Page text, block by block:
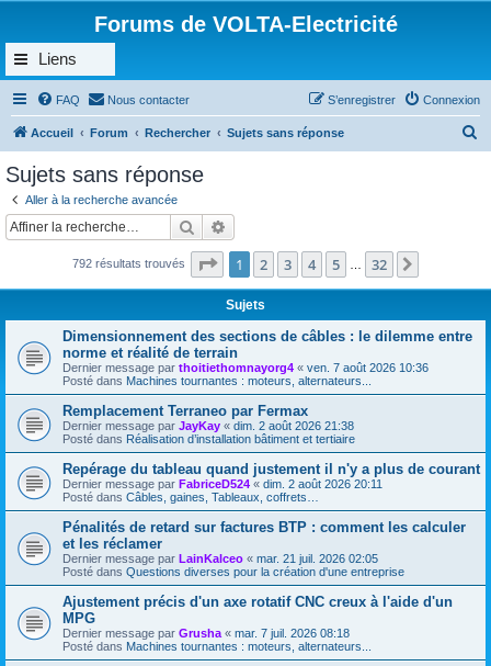
Forums de VOLTA-Electricité
Liens
FAQ Nous contacter Connexion
S’enregistrer
Accueil Forum Rechercher Sujets sans réponse
c
Sujets sans réponse
Aller à la recherche avancée
Rechercher
792 résultats trouvés Page 1sur32
1 2 3 4 5 32
Sujets
Dimensionnement des sections de câbles : le dilemme entre
norme et réalité de terrain
Dernier message par thoitiethomnayorg4 « ven. 7 août 2026 10:36
Posté dans Machines tournantes : moteurs, alternateurs...
Remplacement Terraneo par Fermax
Dernier message par JayKay « dim. 2 août 2026 21:38
Posté dans Réalisation d’installation bâtiment et tertiaire
Repérage du tableau quand justement il n'y a plus de courant
Dernier message par FabriceD524 « dim. 2 août 2026 20:11
Posté dans Câbles, gaines, Tableaux, coffrets…
Pénalités de retard sur factures BTP : comment les calculer
et les réclamer
Dernier message par LainKalceo « mar. 21 juil. 2026 02:05
Posté dans Questions diverses pour la création d'une entreprise
Ajustement précis d'un axe rotatif CNC creux à l'aide d'un
MPG
Dernier message par Grusha « mar. 7 juil. 2026 08:18
Posté dans Machines tournantes : moteurs, alternateurs...